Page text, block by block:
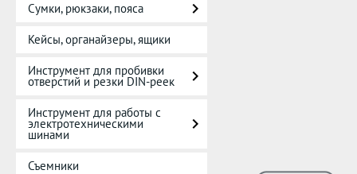
Сумки, рюкзаки, пояса
Кейсы, органайзеры, ящики
Инструмент для пробивки
отверстий и резки DIN-реек
Инструмент для работы с
электротехническими
шинами
Съемники